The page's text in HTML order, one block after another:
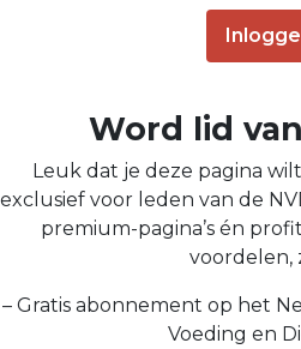
Word lid
Leuk dat je deze pagina
exclusief voor leden van de
premium-pagina’s én
voordelen,
– Gratis abonnement op het
Voeding en